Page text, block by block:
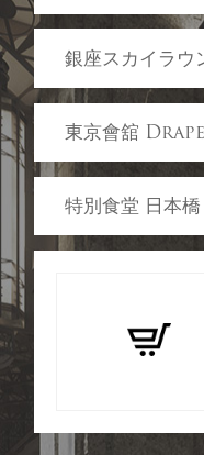
WEDDING
Banquet
03-5255-1515 (
千代田区大手町
大手町ビル21階
Banquet
銀座スカイラウ
050-3187-8713
千代田区有楽町
東京會舘 Drape
050-3177-2770
東京都千代田区
ロムナードビル
特別食堂 日本橋